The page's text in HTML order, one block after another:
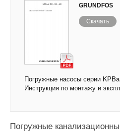
GRUNDFOS
Скачать
Погружные насосы серии
Инструкция по монтажу и
Погружные